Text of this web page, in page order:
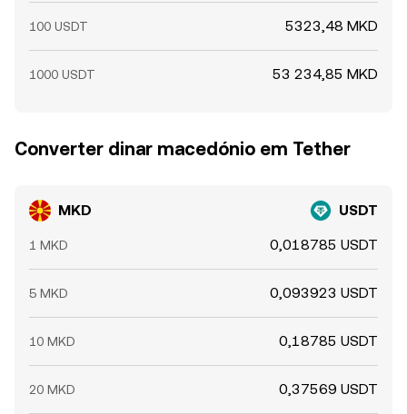
100 USDT 5323,48 MKD
1000 USDT 53 234,85 MKD
Converter dinar macedónio em Tether
MKD USDT
1 MKD 0,018785 USDT
5 MKD 0,093923 USDT
10 MKD 0,18785 USDT
20 MKD 0,37569 USDT